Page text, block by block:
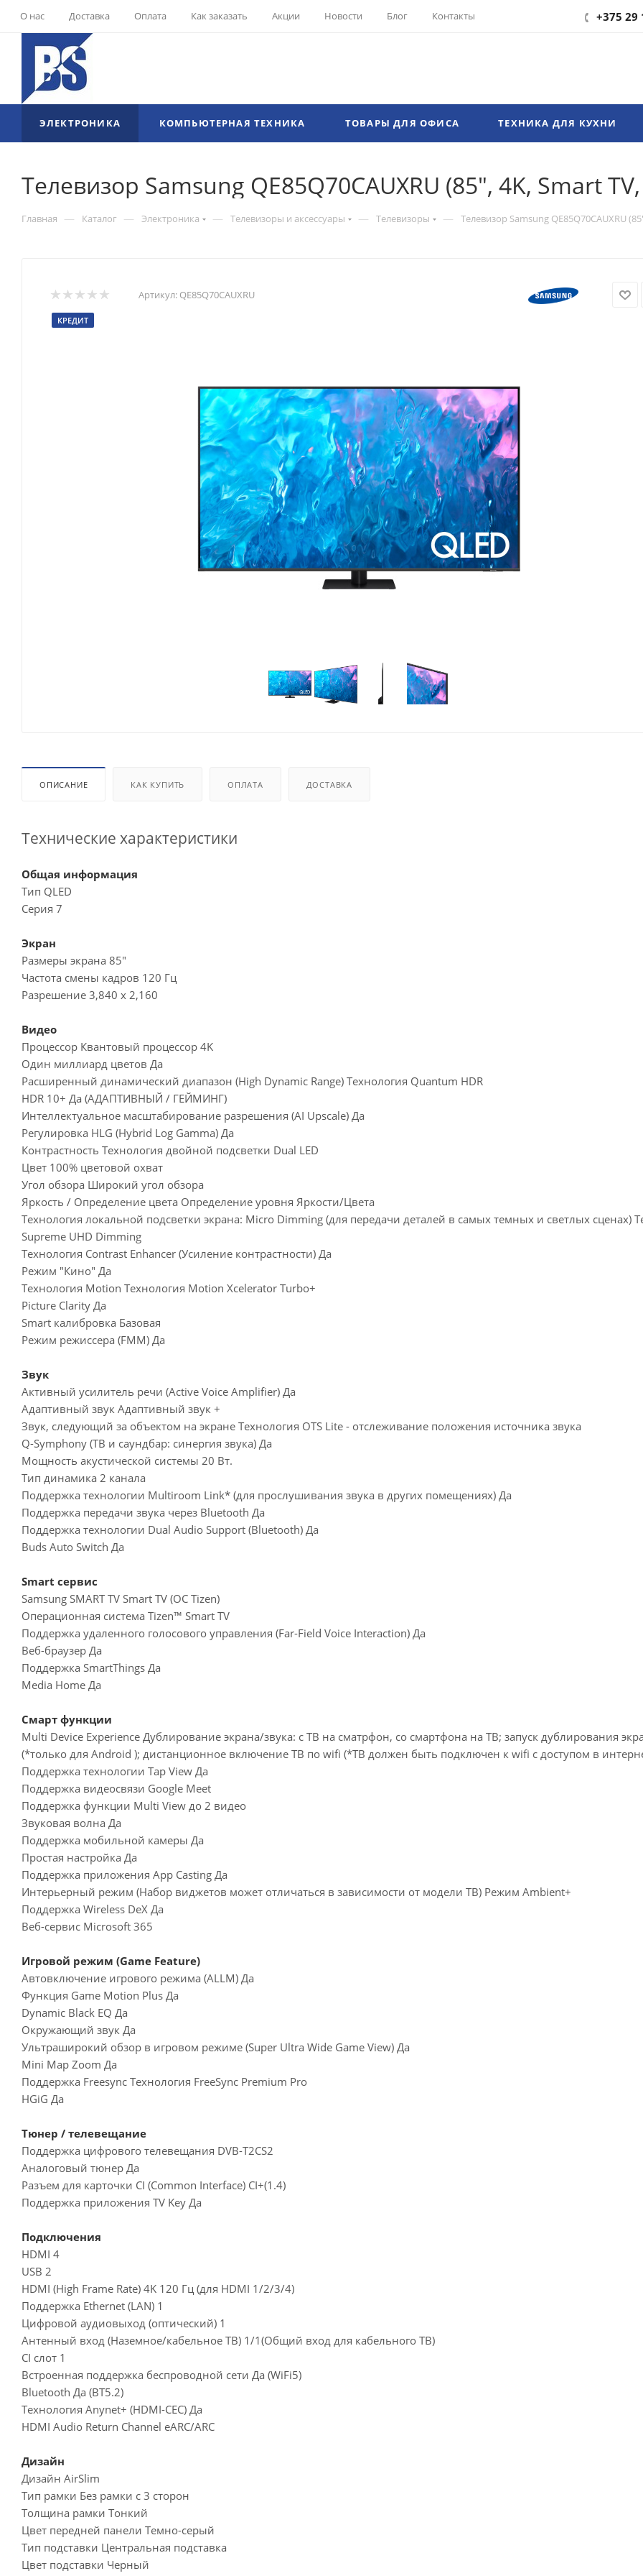
О нас Доставка Оплата Как заказать Акции Новости Блог Контакты +375 29
ЭЛЕКТРОНИКА КОМПЬЮТЕРНАЯ ТЕХНИКА ТОВАРЫ ДЛЯ ОФИСА ТЕХНИКА ДЛЯ КУХНИ
Телевизор Samsung QE85Q70CAUXRU (85", 4K, Smart
Главная — Каталог — Электроника — Телевизоры и аксессуары — Телевизоры — Телевизор Samsung QE85Q70CAUXRU
Артикул: QE85Q70CAUXRU
КРЕДИТ
ОПИСАНИЕ КАК КУПИТЬ ОПЛАТА ДОСТАВКА
Технические характеристики
Общая информация
Тип QLED
Серия 7
Экран
Размеры экрана 85"
Частота смены кадров 120 Гц
Разрешение 3,840 x 2,160
Видео
Процессор Квантовый процессор 4K
Один миллиард цветов Да
Расширенный динамический диапазон (High Dynamic Range) Технология Quantum HDR
HDR 10+ Да (АДАПТИВНЫЙ / ГЕЙМИНГ)
Интеллектуальное масштабирование разрешения (AI Upscale) Да
Регулировка HLG (Hybrid Log Gamma) Да
Контрастность Технология двойной подсветки Dual LED
Цвет 100% цветовой охват
Угол обзора Широкий угол обзора
Яркость / Определение цвета Определение уровня Яркости/Цвета
Технология локальной подсветки экрана: Micro Dimming (для передачи деталей в самых темных и светлых сценах)
Supreme UHD Dimming
Технология Contrast Enhancer (Усиление контрастности) Да
Режим "Кино" Да
Технология Motion Технология Motion Xcelerator Turbo+
Picture Clarity Да
Smart калибровка Базовая
Режим режиссера (FMM) Да
Звук
Активный усилитель речи (Active Voice Amplifier) Да
Адаптивный звук Адаптивный звук +
Звук, следующий за объектом на экране Технология OTS Lite - отслеживание положения источника звука
Q-Symphony (ТВ и саундбар: синергия звука) Да
Мощность акустической системы 20 Вт.
Тип динамика 2 канала
Поддержка технологии Multiroom Link* (для прослушивания звука в других помещениях) Да
Поддержка передачи звука через Bluetooth Да
Поддержка технологии Dual Audio Support (Bluetooth) Да
Buds Auto Switch Да
Smart сервис
Samsung SMART TV Smart TV (ОС Tizen)
Операционная система Tizen™ Smart TV
Поддержка удаленного голосового управления (Far-Field Voice Interaction) Да
Веб-браузер Да
Поддержка SmartThings Да
Media Home Да
Смарт функции
Multi Device Experience Дублирование экрана/звука: с ТВ на сматрфон, со смартфона на ТВ; запуск дублирования
(*только для Android ); дистанционное включение ТВ по wifi (*ТВ должен быть подключен к wifi с доступом в
Поддержка технологии Tap View Да
Поддержка видеосвязи Google Meet
Поддержка функции Multi View до 2 видео
Звуковая волна Да
Поддержка мобильной камеры Да
Простая настройка Да
Поддержка приложения App Casting Да
Интерьерный режим (Набор виджетов может отличаться в зависимости от модели ТВ) Режим Ambient+
Поддержка Wireless DeX Да
Веб-сервис Microsoft 365
Игровой режим (Game Feature)
Автовключение игрового режима (ALLM) Да
Функция Game Motion Plus Да
Dynamic Black EQ Да
Окружающий звук Да
Ультраширокий обзор в игровом режиме (Super Ultra Wide Game View) Да
Mini Map Zoom Да
Поддержка Freesync Технология FreeSync Premium Pro
HGiG Да
Тюнер / телевещание
Поддержка цифрового телевещания DVB-T2CS2
Аналоговый тюнер Да
Разъем для карточки CI (Common Interface) CI+(1.4)
Поддержка приложения TV Key Да
Подключения
HDMI 4
USB 2
HDMI (High Frame Rate) 4K 120 Гц (для HDMI 1/2/3/4)
Поддержка Ethernet (LAN) 1
Цифровой аудиовыход (оптический) 1
Антенный вход (Наземное/кабельное ТВ) 1/1(Общий вход для кабельного ТВ)
CI слот 1
Встроенная поддержка беспроводной сети Да (WiFi5)
Bluetooth Да (BT5.2)
Технология Anynet+ (HDMI-CEC) Да
HDMI Audio Return Channel eARC/ARC
Дизайн
Дизайн AirSlim
Тип рамки Без рамки с 3 сторон
Толщина рамки Тонкий
Цвет передней панели Темно-серый
Тип подставки Центральная подставка
Цвет подставки Черный